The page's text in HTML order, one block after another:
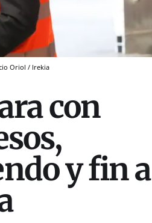
Oriol / Irekia
con
y fin a